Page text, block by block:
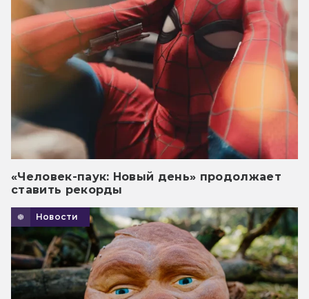
«Человек-паук: Новый день» продолжает
ставить рекорды
Новости